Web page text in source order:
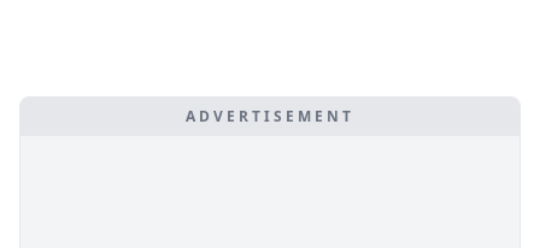
ADVERTISEMENT